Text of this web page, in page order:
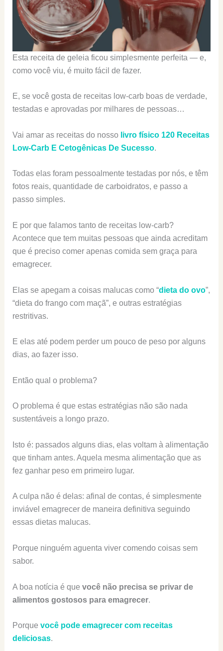
Esta receita de geleia ficou simplesmente perfeita — e,
como você viu, é muito fácil de fazer.
E, se você gosta de receitas low-carb boas de verdade,
testadas e aprovadas por milhares de pessoas…
Vai amar as receitas do nosso livro físico 120 Receitas
Low-Carb E Cetogênicas De Sucesso.
Todas elas foram pessoalmente testadas por nós, e têm
fotos reais, quantidade de carboidratos, e passo a
passo simples.
E por que falamos tanto de receitas low-carb?
Acontece que tem muitas pessoas que ainda acreditam
que é preciso comer apenas comida sem graça para
emagrecer.
Elas se apegam a coisas malucas como “dieta do ovo”,
“dieta do frango com maçã”, e outras estratégias
restritivas.
E elas até podem perder um pouco de peso por alguns
dias, ao fazer isso.
Então qual o problema?
O problema é que estas estratégias não são nada
sustentáveis a longo prazo.
Isto é: passados alguns dias, elas voltam à alimentação
que tinham antes. Aquela mesma alimentação que as
fez ganhar peso em primeiro lugar.
A culpa não é delas: afinal de contas, é simplesmente
inviável emagrecer de maneira definitiva seguindo
essas dietas malucas.
Porque ninguém aguenta viver comendo coisas sem
sabor.
A boa notícia é que você não precisa se privar de
alimentos gostosos para emagrecer.
Porque você pode emagrecer com receitas
deliciosas.